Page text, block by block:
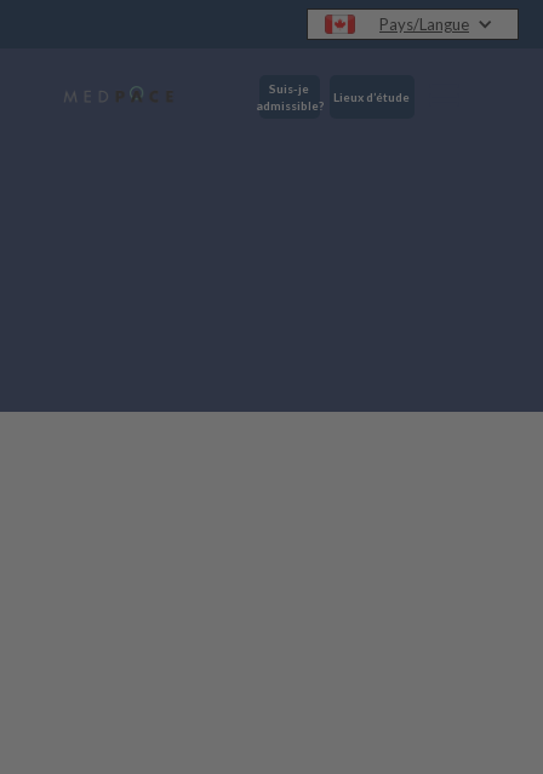
Pays/Langue
Suis-je
admissible?
Lieux d’étude